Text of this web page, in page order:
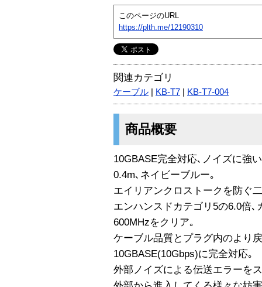
このページのURL
https://plth.me/12190310
関連カテゴリ
ケーブル KB-T7 KB-T7-004
商品概要
10GBASE完全対応､ノイズに強
0.4m､ネイビーブルー｡
エイリアンクロストークを防ぐ
エンハンスドカテゴリ5の6.0倍
600MHzをクリア｡
ケーブル品質とプラグ内のより
10GBASE(10Gbps)に完全対応｡
外部ノイズによる伝送エラーを